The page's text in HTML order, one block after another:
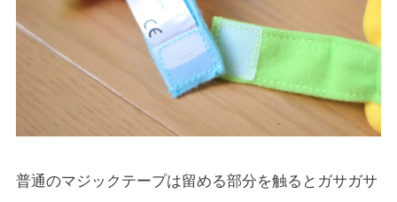
普通のマジックテープは留める部分を触るとガサガサ